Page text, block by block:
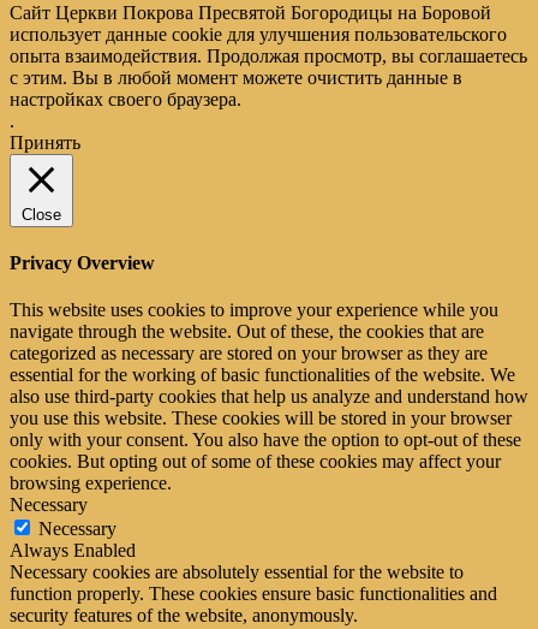
Сайт Церкви Покрова Пресвятой Богородицы на Боровой
использует данные cookie для улучшения пользовательского
опыта взаимодействия. Продолжая просмотр, вы соглашаетесь
с этим. Вы в любой момент можете очистить данные в
настройках своего браузера.
.
Принять
Close
Privacy Overview
This website uses cookies to improve your experience while you
navigate through the website. Out of these, the cookies that are
categorized as necessary are stored on your browser as they are
essential for the working of basic functionalities of the website. We
also use third-party cookies that help us analyze and understand how
you use this website. These cookies will be stored in your browser
only with your consent. You also have the option to opt-out of these
cookies. But opting out of some of these cookies may affect your
browsing experience.
Necessary
Necessary
Always Enabled
Necessary cookies are absolutely essential for the website to
function properly. These cookies ensure basic functionalities and
security features of the website, anonymously.